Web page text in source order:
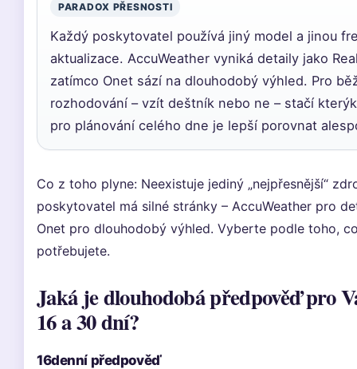
PARADOX PŘESNOSTI
Každý poskytovatel používá jiný model a jinou
aktualizace. AccuWeather vyniká detaily jako
zatímco Onet sází na dlouhodobý výhled. Pro
rozhodování – vzít deštník nebo ne – stačí
pro plánování celého dne je lepší porovnat
Co z toho plyne: Neexistuje jediný „nejpřesnější“
poskytovatel má silné stránky – AccuWeather pro
Onet pro dlouhodobý výhled. Vyberte podle toho,
potřebujete.
Jaká je dlouhodobá předpověď pro
16 a 30 dní?
16denní předpověď